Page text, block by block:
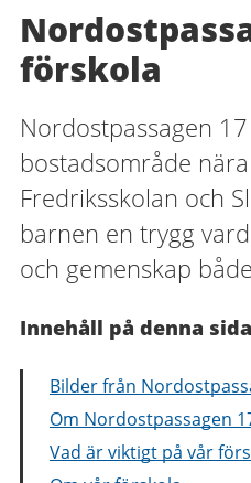
förskola
Nordostpassagen
bostadsområde
Fredriksskolan och
barnen en trygg
och gemenskap
Innehåll på denna sida
Bilder från
Om Nordostpassagen
Vad är viktigt på vår